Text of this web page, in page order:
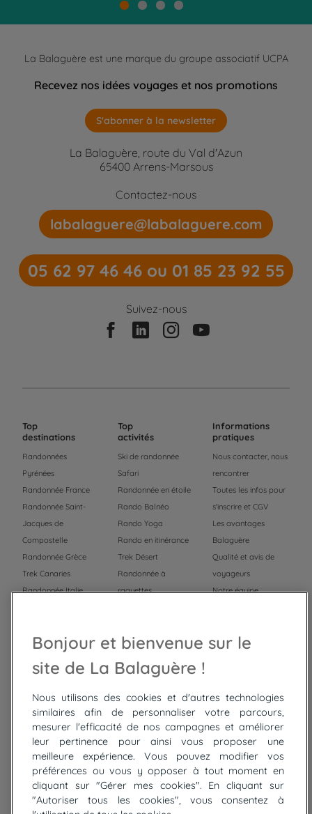
La Balaguère est une marque du groupe associatif UCPA
Recevez nos idées voyages et nos promotions
S'abonner à la newsletter
La Balaguère, route du Val d'Azun
65400 Arrens-Marsous
Contactez-nous
labalaguere@labalaguere.com
05 62 97 46 46 ou 01 85 23 92 55
Suivez-nous
Top
destinations
Randonnées
Pyrénées
Randonnée France
Randonnée Saint-
Jacques de
Compostelle
Randonnée Grèce
Trek Canaries
Randonnée Italie
Trek Mauritanie
Top
activités
Ski de randonnée
Safari
Randonnée en étoile
Rando Balnéo
Rando Yoga
Rando en itinérance
Trek Désert
Randonnée à
raquettes
Trek
Informations
pratiques
Nous contacter, nous
rencontrer
Toutes les infos pour
s'inscrire et CGV
Les avantages
Balaguère
Qualité et avis de
voyageurs
Notre équipe
Top
circuits
Tour du lac de Constance à vélo
Cyclades : Amorgos et Naxos
Randonnée aux Bardenas Reales
De Collioure à Cadaquès à pied
Découverte des trésors de Madère
Bonjour et bienvenue sur le
site de La Balaguère !
Nous utilisons des cookies et d'autres technologies
similaires afin de personnaliser votre parcours,
mesurer l'efficacité de nos campagnes et améliorer
leur pertinence pour ainsi vous proposer une
meilleure expérience. Vous pouvez modifier vos
préférences ou vous y opposer à tout moment en
cliquant sur "Gérer mes cookies". En cliquant sur
"Autoriser tous les cookies", vous consentez à